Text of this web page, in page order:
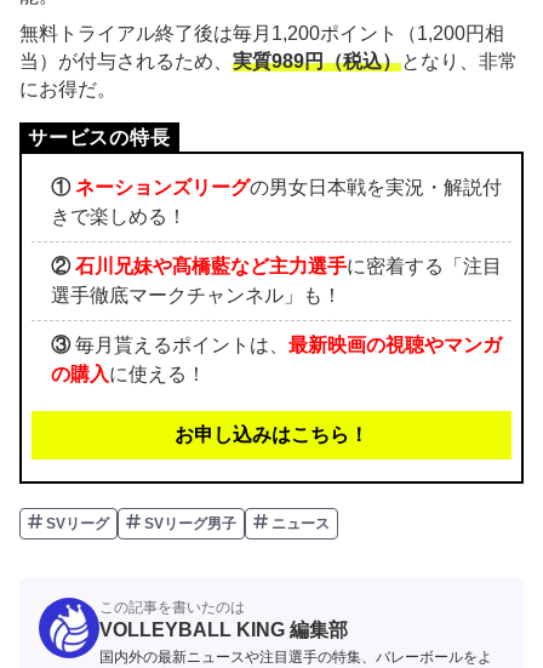
無料トライアル終了後は毎月1,200ポイント（1,200円相
当）が付与されるため、 実質989円（税込）となり、非常
にお得だ。
① ネーションズリーグの男女日本戦を実況・解説付
きで楽しめる！
② 石川兄妹や髙橋藍など主力選手に密着する「注目
選手徹底マークチャンネル」も！
③毎月貰えるポイントは、 最新映画の視聴やマンガ
の購入に使える！
お申し込みはこちら！
SVリーグ SVリーグ男子 ニュース
この記事を書いたのは
VOLLEYBALL KING 編集部
国内外の最新ニュースや注目選手の特集、バレーボールをよ